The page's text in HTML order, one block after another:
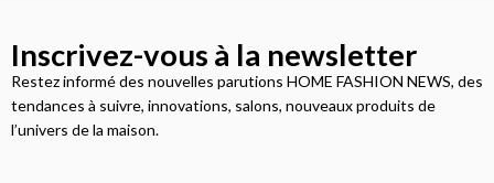
Inscrivez-vous à la newsletter
Restez informé des nouvelles parutions HOME FASHION NEWS, des
tendances à suivre, innovations, salons, nouveaux produits de
l’univers de la maison.